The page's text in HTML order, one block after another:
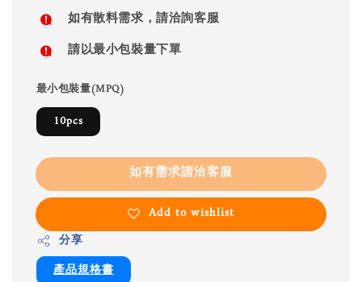
如有散料需求，請洽詢客服
請以最小包裝量下單
最小包裝量(MPQ)
10pcs
如有需求請洽客服
Add to wishlist
分享
產品規格書